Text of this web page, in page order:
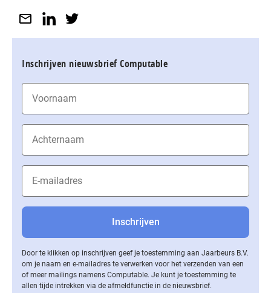
Inschrijven nieuwsbrief Computable
Door te klikken op inschrijven geef je toestemming aan Jaarbeurs B.V.
om je naam en e-mailadres te verwerken voor het verzenden van een
of meer mailings namens Computable. Je kunt je toestemming te
allen tijde intrekken via de af­meld­func­tie in de nieuwsbrief.